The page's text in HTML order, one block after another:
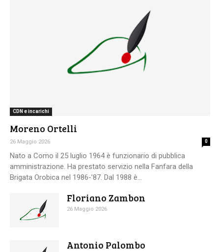
CDN e incarichi
Moreno Ortelli
26 Maggio 2026 0
Nato a Como il 25 luglio 1964 è funzionario di pubblica
amministrazione. Ha prestato servizio nella Fanfara della
Brigata Orobica nel 1986-’87. Dal 1988 è...
Floriano Zambon
26 Maggio 2026
Antonio Palombo